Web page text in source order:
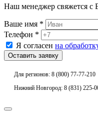
Наш менеджер свяжется с
Ваше имя *
Телефон *
Я согласен на
Для регионов: 8 (800) 77-77-210
Нижний Новгород: 8 (831) 225-